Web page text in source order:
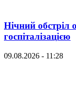
Нічний обстріл
госпіталізацією
09.08.2026 - 11:28